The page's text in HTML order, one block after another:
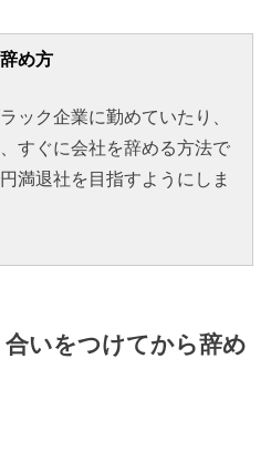
め方
ック企業に勤めていたり、
すぐに会社を辞める方法で
満退社を目指すようにしま
合いをつけてから辞め